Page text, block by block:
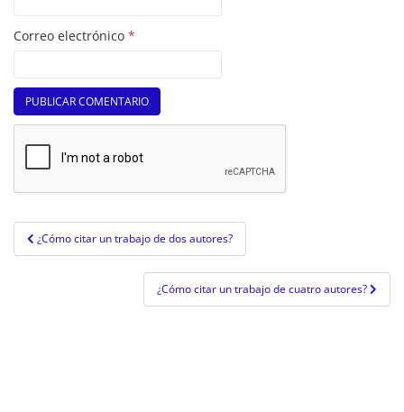
Correo electrónico *
Navegación
de
¿Cómo citar un trabajo de dos autores?
¿Cómo citar un trabajo de cuatro autores?